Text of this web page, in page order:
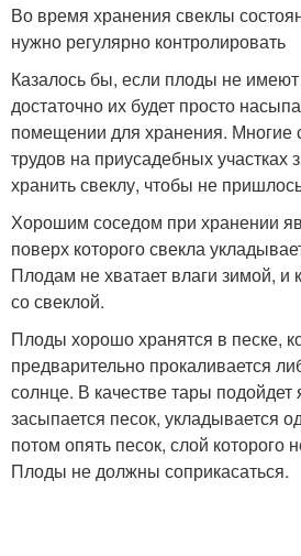
Во время хранения свеклы
нужно регулярно контролировать
Казалось бы, если плоды не
достаточно их будет просто
помещении для хранения. Многие
трудов на приусадебных участках
хранить свеклу, чтобы не
Хорошим соседом при хранении
поверх которого свекла
Плодам не хватает влаги зимой, и
со свеклой.
Плоды хорошо хранятся в песке,
предварительно прокаливается
солнце. В качестве тары
засыпается песок, укладывается
потом опять песок, слой которого
Плоды не должны соприкасаться.